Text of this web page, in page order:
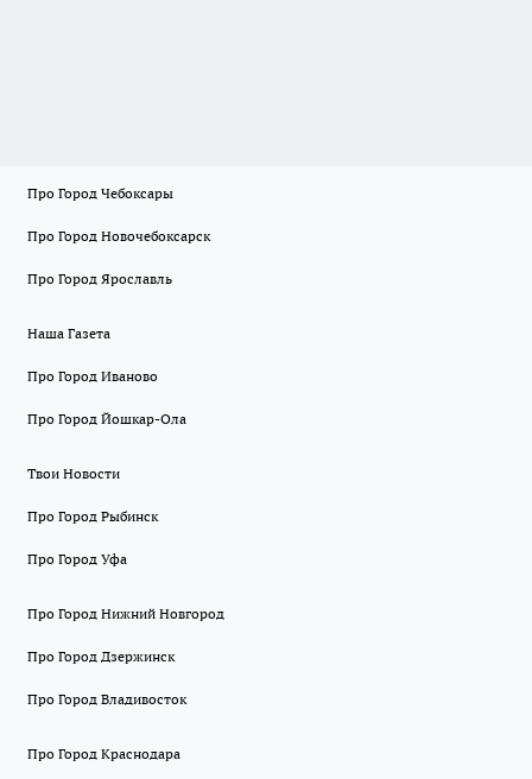
Про Город Чебоксары
Про Город Новочебоксарск
Про Город Ярославль
Наша Газета
Про Город Иваново
Про Город Йошкар-Ола
Твои Новости
Про Город Рыбинск
Про Город Уфа
Про Город Нижний Новгород
Про Город Дзержинск
Про Город Владивосток
Про Город Краснодара